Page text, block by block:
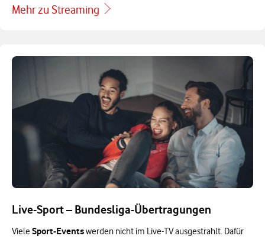
Mehr zu Streaming
Live-Sport – Bundesliga-Übertragungen
VieleSport-Eventswerden nicht im Live-TV ausgestrahlt. Dafür